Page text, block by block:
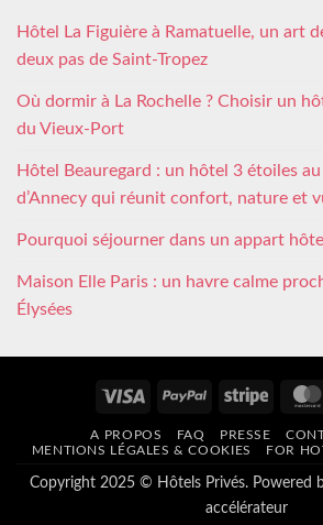
Hôtel La Figuière à Ramatuelle, un art
deux pas de Saint-Tropez
Où dormir à La Rochelle ? Choisir un
du Vieux-Port
Hôtel Beauregard : un hôtel 3 étoiles
d’Annecy qui réunit confort, nature et
Pourquoi séjourner dans un appart
Maison Elle Paris : un havre calme
Élysées
Visa PayPal Stripe
A PROPOS FAQ PRESSE
MENTIONS LÉGALES & COOKIES
FOR
Copyright 2025 © Hôtels Privés. Powered
accélérateur